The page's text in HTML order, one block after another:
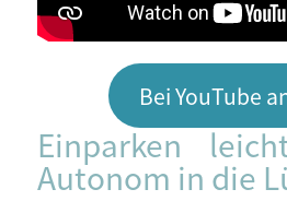
Bei YouTube
Einparken
Autonom in die